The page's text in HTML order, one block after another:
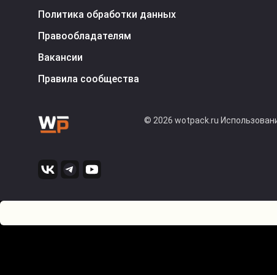
Политика обработки данных
Правообладателям
Вакансии
Правила сообщества
© 2026 wotpack.ru